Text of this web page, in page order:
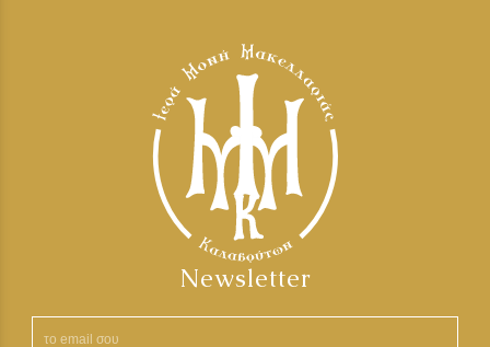
Newsletter